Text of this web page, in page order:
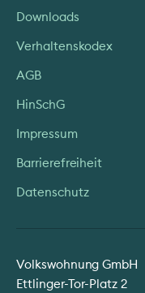
Volkswohnung GmbH
Ettlinger-Tor-Platz 2
Downloads
Verhaltenskodex
AGB
HinSchG
Impressum
Barrierefreiheit
Datenschutz